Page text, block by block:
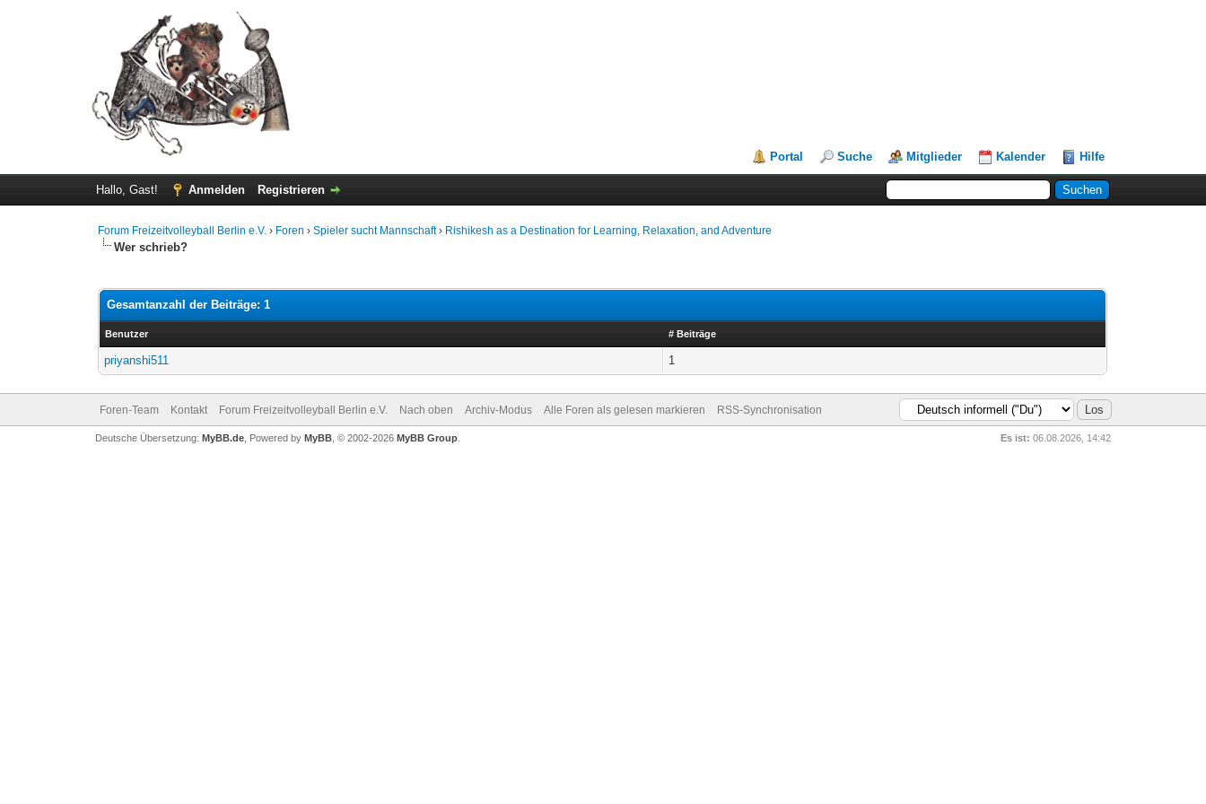
Portal Suche Mitglieder Kalender Hilfe
Hallo, Gast! Anmelden Registrieren
Forum Freizeitvolleyball Berlin e.V. › Foren ›Spieler sucht Mannschaft› Rishikesh as a Destination for Learning, Relaxation, and Adventure
Wer schrieb?
Gesamtanzahl der Beiträge: 1
Benutzer # Beiträge
priyanshi511 1
Foren-Team Kontakt Forum Freizeitvolleyball Berlin e.V. Nach oben Archiv-Modus Alle Foren als gelesen markieren RSS-Synchronisation
Es ist: 06.08.2026, 14:42
Deutsche Übersetzung: MyBB.de, Powered by MyBB, © 2002-2026 MyBB Group.